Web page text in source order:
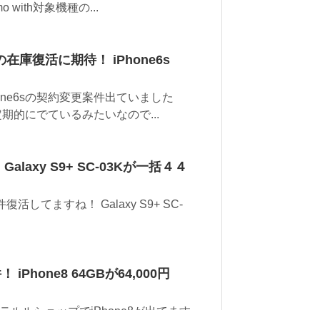
with対象機種の...
在庫復活に期待！ iPhone6s
の契約変更案件出ていました
的にでているみたいなので...
S9+ SC-03Kが一括４４
復活してますね！ Galaxy S9+ SC-
iPhone8 64GBが64,000円